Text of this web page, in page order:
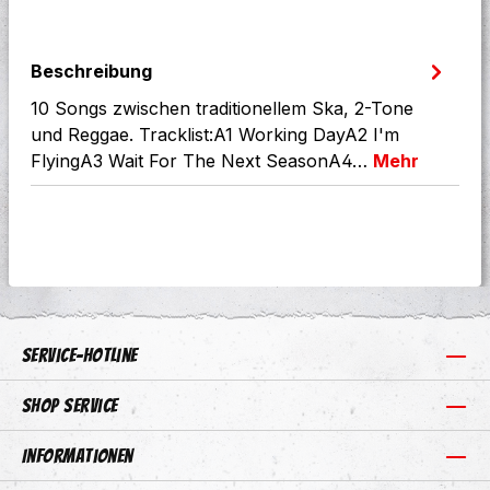
Beschreibung
10 Songs zwischen traditionellem Ska, 2-Tone
und Reggae. Tracklist:A1 Working DayA2 I'm
FlyingA3 Wait For The Next SeasonA4… Mehr
Service-Hotline
Shop Service
Informationen